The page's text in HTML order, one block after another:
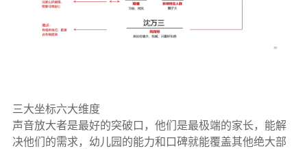
三大坐标六大维度
声音放大者是最好的突破口，他们是最极端的家长，能解
决他们的需求，幼儿园的能力和口碑就能覆盖其他绝大部